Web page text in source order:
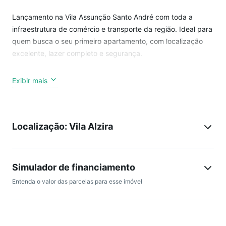
Lançamento na Vila Assunção Santo André com toda a
infraestrutura de comércio e transporte da região. Ideal para
quem busca o seu primeiro apartamento, com localização
excelente, lazer completo e segurança.
2 dorms c/ suíte ou 2 suítes c/ lavabo
Terraço gourmet
**ESTE EMPREENDIMENTO TÊM APTOS COM VÁRIAS
57,76M²
58,08M²
59,79M²
Exibir mais
Localização: Vila Alzira
Simulador de financiamento
Entenda o valor das parcelas para esse imóvel